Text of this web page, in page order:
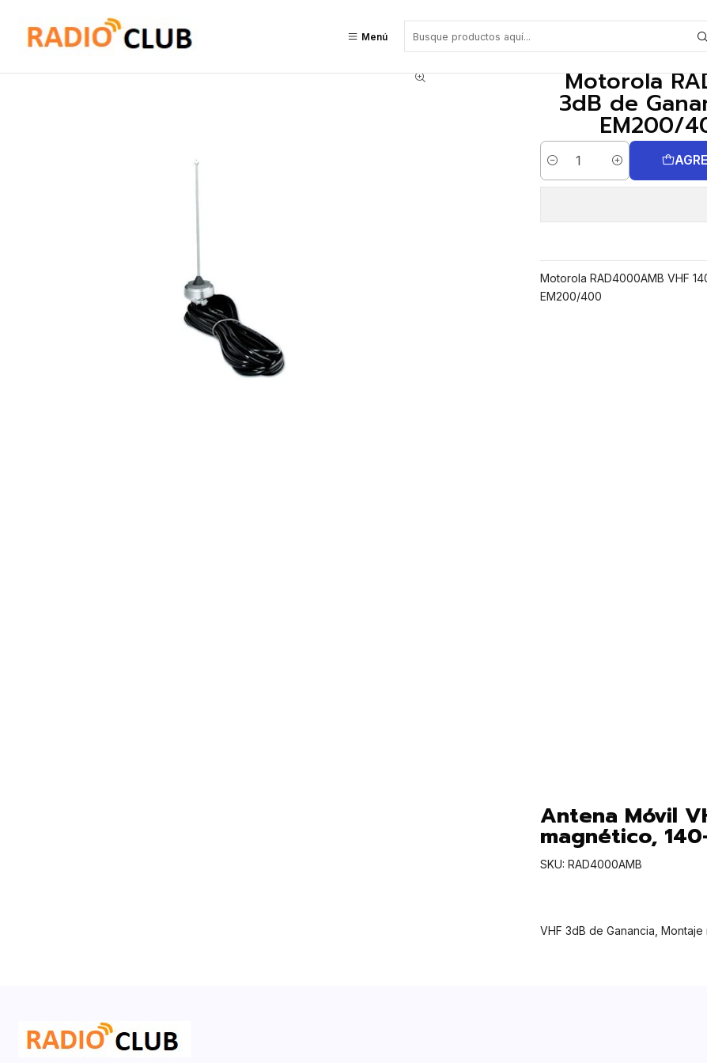
Menú
Motorola RAD4000AMB VHF 140-174 MHz 3dB de Ganancia, Montaje magnético para EM200/400 Precio con iva incluido
Motorola
3dB de
EM200/
Cantidad
Motorola RAD4000AMB VHF
EM200/400
Antena Móvil
magnético,
SKU: RAD4000AMB
VHF 3dB de Ganancia,